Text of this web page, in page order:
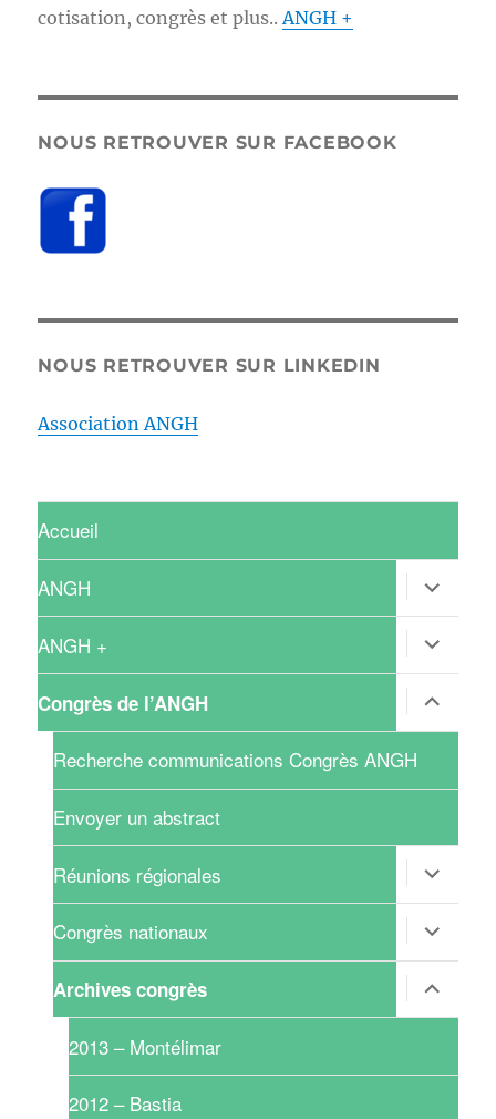
cotisation, congrès et plus..ANGH +
NOUS RETROUVER SUR FACEBOOK
NOUS RETROUVER SUR LINKEDIN
Association ANGH
Accueil
ANGH
ouvrir
le
sous-
menu
ANGH +
ouvrir
le
sous-
menu
Congrès de l’ANGH
ouvrir
le
sous-
menu
Recherche communications Congrès ANGH
Envoyer un abstract
Réunions régionales
ouvrir
le
sous-
menu
Congrès nationaux
ouvrir
le
sous-
menu
Archives congrès
ouvrir
le
sous-
2013 – Montélimar
2012 – Bastia